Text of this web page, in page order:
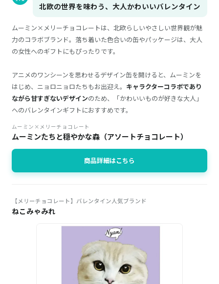
北欧の世界を味わう、大人かわいいバレンタイン
ムーミン×メリーチョコレートは、北欧らしいやさしい世界観が魅
力のコラボブランド。落ち着いた色合いの缶やパッケージは、大人
の女性へのギフトにもぴったりです。
アニメのワンシーンを思わせるデザイン缶を開けると、ムーミンを
はじめ、ニョロニョロたちもお出迎え。 キャラクターコラボであり
ながら甘すぎないデザインのため、「かわいいものが好きな大人」
へのバレンタインギフトにおすすめです。
ムーミン×メリーチョコレート
ムーミンたちと穏やかな森（アソートチョコレート）
商品詳細はこちら
【メリーチョコレート】バレンタイン人気ブランド
ねこみゃみれ